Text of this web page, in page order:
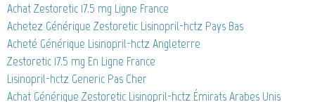
Achat Zestoretic 17.5 mg Ligne France
Achetez Générique Zestoretic Lisinopril-hctz Pays Bas
Acheté Générique Lisinopril-hctz Angleterre
Zestoretic 17.5 mg En Ligne France
Lisinopril-hctz Generic Pas Cher
Achat Générique Zestoretic Lisinopril-hctz Émirats Arabes Unis